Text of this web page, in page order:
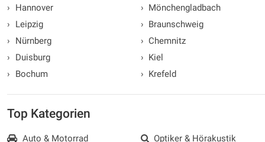
›
Hannover
›
Leipzig
›
Nürnberg
›
Duisburg
›
Bochum
› Mönchengladbach
› Braunschweig
› Chemnitz
› Kiel
› Krefeld
Top Kategorien
Auto & Motorrad
Optiker & Hörakustik